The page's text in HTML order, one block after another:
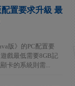
配置要求升級 最
版》的PC配置要
戲最低需要8GB記
卡的系統則需...